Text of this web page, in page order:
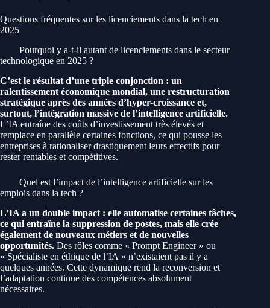
Questions fréquentes sur les licenciements dans la tech en
2025
Pourquoi y a-t-il autant de licenciements dans le secteur
technologique en 2025 ?
C’est le résultat d’une triple conjonction : un
ralentissement économique mondial, une restructuration
stratégique après des années d’hyper-croissance et,
surtout, l’intégration massive de l’intelligence artificielle.
L’IA entraîne des coûts d’investissement très élevés et
remplace en parallèle certaines fonctions, ce qui pousse les
entreprises à rationaliser drastiquement leurs effectifs pour
rester rentables et compétitives.
Quel est l’impact de l’intelligence artificielle sur les
emplois dans la tech ?
L’IA a un double impact : elle automatise certaines tâches,
ce qui entraîne la suppression de postes, mais elle crée
également de nouveaux métiers et de nouvelles
opportunités. Des rôles comme « Prompt Engineer » ou
« Spécialiste en éthique de l’IA » n’existaient pas il y a
quelques années. Cette dynamique rend la reconversion et
l’adaptation continue des compétences absolument
nécessaires.